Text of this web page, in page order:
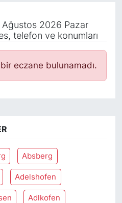
2026 Pazar
telefon ve konumları
eczane bulunamadı.
Absberg
Adelshofen
Adlkofen